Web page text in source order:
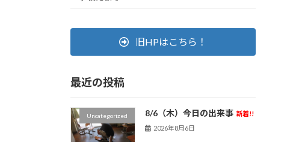
旧HPはこちら！
最近の投稿
Uncategorized 8/6（木）今日の出来事 新着!!
2026年8月6日